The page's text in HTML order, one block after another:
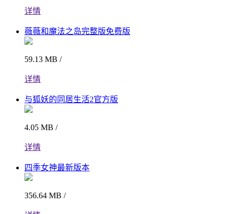
详情
薇薇和魔法之岛完整版免费版
59.13 MB /
详情
与狐妖的同居生活2官方版
4.05 MB /
详情
四季女神最新版本
356.64 MB /